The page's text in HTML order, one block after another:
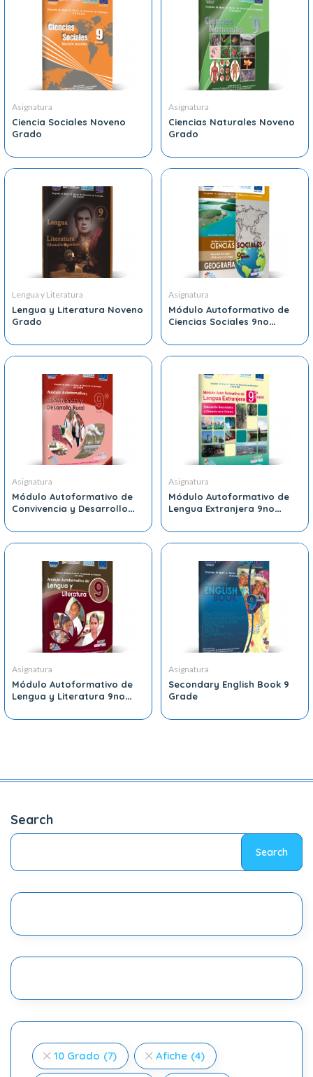
Asignatura
Ciencia Sociales Noveno
Grado
Asignatura
Ciencias Naturales Noveno
Grado
Lengua y Literatura
Lengua y Literatura Noveno
Grado
Asignatura
Módulo Autoformativo de
Ciencias Sociales 9no
Asignatura
Módulo Autoformativo de
Convivencia y Desarrollo
Asignatura
Módulo Autoformativo de
Lengua Extranjera 9no
Asignatura
Módulo Autoformativo de
Lengua y Literatura 9no
Asignatura
Secondary English Book 9
Grade
Search
Search
10 Grado (7) Afiche (4)